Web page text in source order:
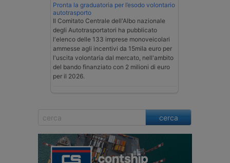
Pronta la graduatoria per l’esodo volontario
autotrasporto
Il Comitato Centrale dell'Albo nazionale
degli Autotrasportatori ha pubblicato
l'elenco delle 133 imprese monoveicolari
ammesse agli incentivi da 15mila euro per
l'uscita volontaria dal mercato, nell'ambito
del bando finanziato con 2 milioni di euro
per il 2026.
cerca